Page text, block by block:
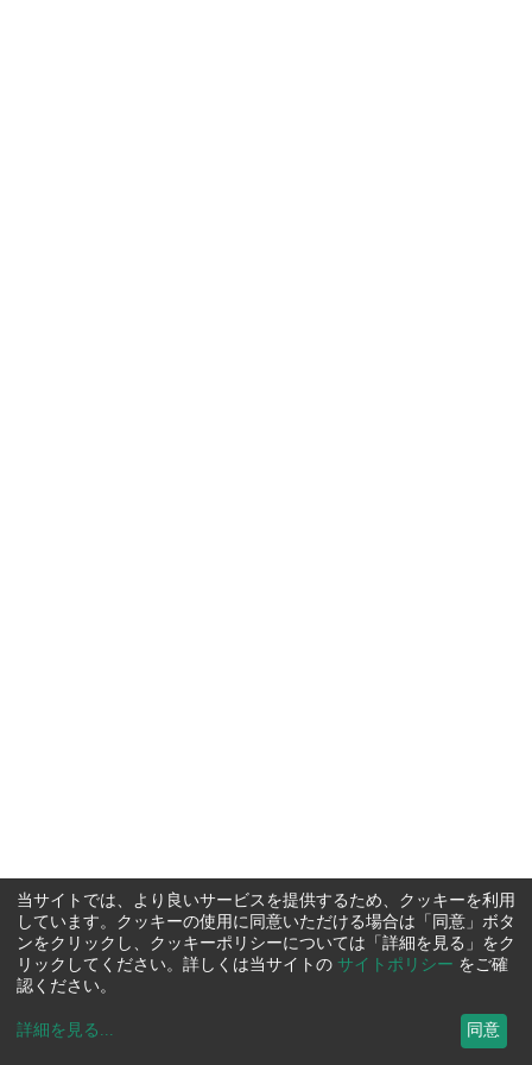
当サイトでは、より良いサービスを提供するため、クッキーを利用
しています。クッキーの使用に同意いただける場合は「同意」ボタ
ンをクリックし、クッキーポリシーについては「詳細を見る」をク
リックしてください。詳しくは当サイトの サイトポリシー をご確
認ください。
詳細を見る ... 同意